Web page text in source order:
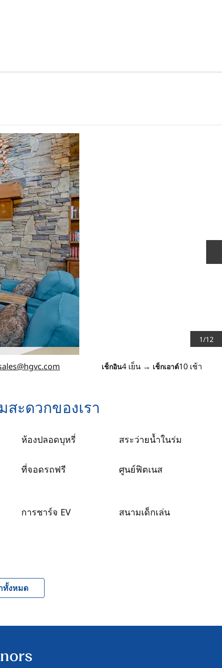
1/12
@hgvc.com เช็กอิน4 เย็น → เช็กเอาต์10 เช้า
ะดวกของเรา
ห้องปลอดบุหรี่ สระว่ายน้ำในร่ม
ที่จอดรถฟรี ศูนย์ฟิตเนส
การชาร์จ EV สนามเด็กเล่น
ทั้งหมด